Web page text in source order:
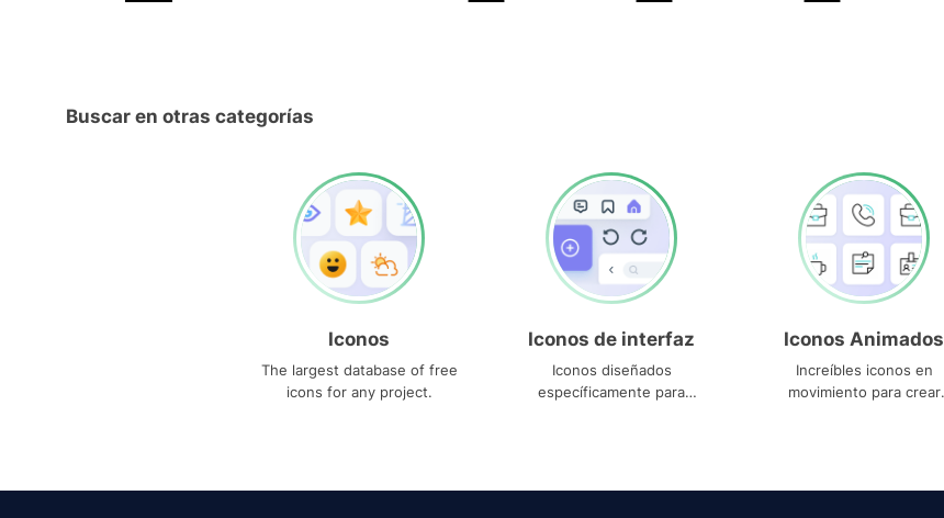
Buscar en otras categorías
Iconos
The largest database of free
icons for any project.
Iconos de interfaz
Iconos diseñados
específicamente para
Iconos Animados
Increíbles iconos en
movimiento para crear